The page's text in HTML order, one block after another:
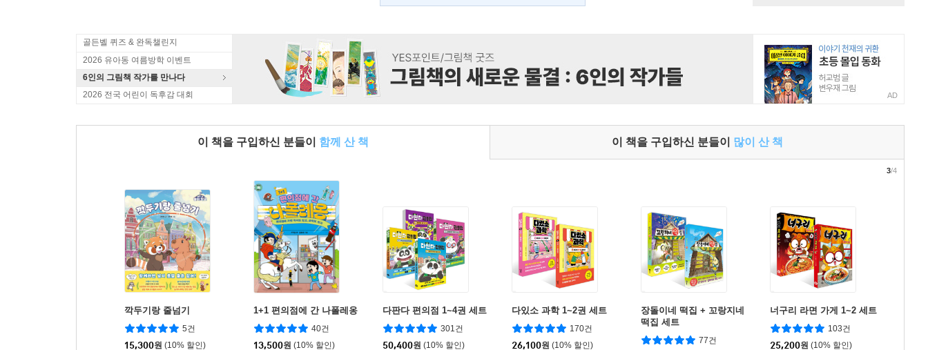
골든벨 퀴즈 & 완독챌린지
2026 유아동 여름방학 이벤트
6인의 그림책 작가를 만나다
2026 전국 어린이 독후감 대회
AD
이 책을 구입하신 분들이 함께 산 책 이 책을 구입하신 분들이 많이 산 책
깍두기랑 줄넘기
5건
15,300원 (10% 할인)
1+1 편의점에 간 나폴레옹
40건
13,500원 (10% 할인)
다판다 편의점 1~4권 세트
301건
50,400원 (10% 할인)
다있소 과학 1~2권 세트
170건
26,100원 (10% 할인)
장돌이네 떡집 + 꼬랑지네
떡집 세트
77건
너구리 라면 가게 1~2 세트
103건
25,200원 (10% 할인)
3/4